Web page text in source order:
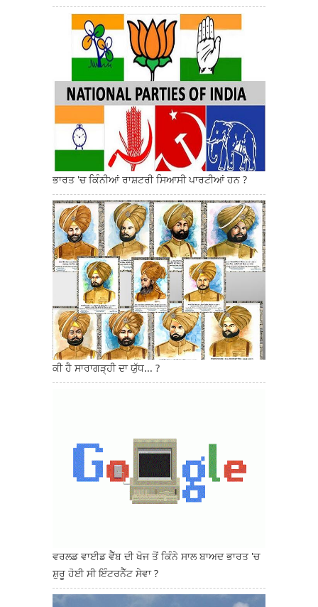
ਭਾਰਤ 'ਚ ਕਿੰਨੀਆਂ ਰਾਸ਼ਟਰੀ ਸਿਆਸੀ ਪਾਰਟੀਆਂ ਹਨ ?
ਕੀ ਹੈ ਸਾਰਾਗੜ੍ਹੀ ਦਾ ਯੁੱਧ... ?
ਵਰਲਡ ਵਾਈਡ ਵੈੱਬ ਦੀ ਖੋਜ ਤੋਂ ਕਿੰਨੇ ਸਾਲ ਬਾਅਦ ਭਾਰਤ 'ਚ
ਸ਼ੁਰੂ ਹੋਈ ਸੀ ਇੰਟਰਨੈੱਟ ਸੇਵਾ ?